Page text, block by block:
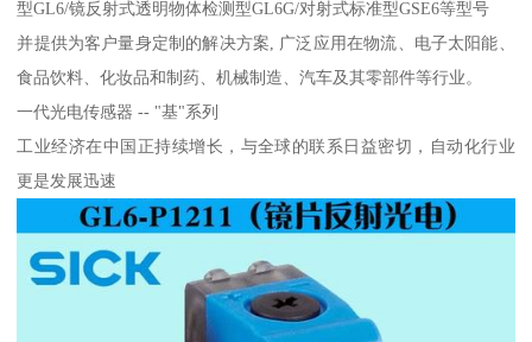
型GL6/镜反射式透明物体检测型GL6G/对射式标准型GSE6等型号
并提供为客户量身定制的解决方案, 广泛应用在物流、电子太阳能、
食品饮料、化妆品和制药、机械制造、汽车及其零部件等行业。
一代光电传感器 -- "基"系列
工业经济在中国正持续增长，与全球的联系日益密切，自动化行业
更是发展迅速